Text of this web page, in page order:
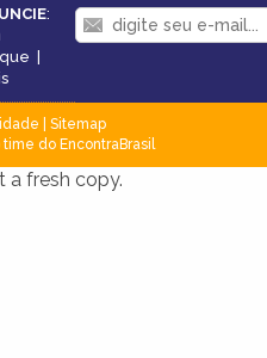
:
|
Sitemap
do EncontraBrasil
a fresh copy.